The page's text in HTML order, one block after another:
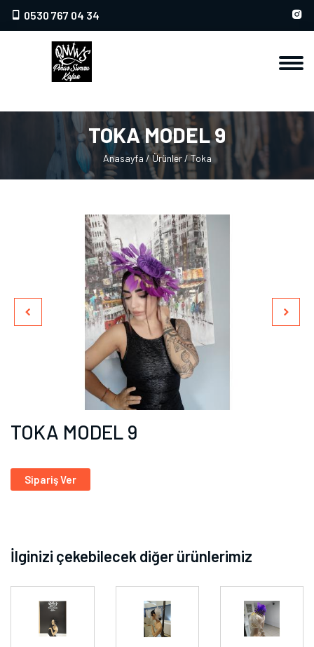
0530 767 04 34
TOKA MODEL 9
Anasayfa /Ürünler /Toka
TOKA MODEL 9
Sipariş Ver
İlginizi çekebilecek diğer ürünlerimiz